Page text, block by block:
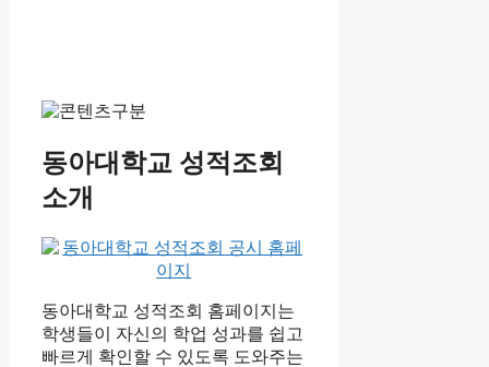
동아대학교 성적조회
소개
동아대학교 성적조회 홈페이지는
학생들이 자신의 학업 성과를 쉽고
빠르게 확인할 수 있도록 도와주는